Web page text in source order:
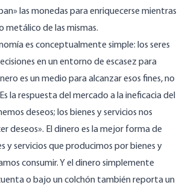
las monedas para enriquecerse mientras
metálico de las mismas.
es conceptualmente simple: los seres
en un entorno de escasez para
es un medio para alcanzar esos fines, no
la respuesta del mercado a la ineficacia del
deseos; los bienes y servicios nos
deseos». El dinero es la mejor forma de
y servicios que producimos por bienes y
consumir. Y el dinero simplemente
o bajo un colchón tambiénreporta un